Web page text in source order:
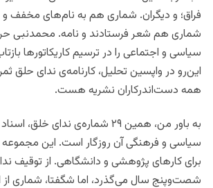
فراق؛ و دیگران. شماری هم به نام‌های مخفف و
شماری هم شعر فرستادند و نامه. محمد‌نبی
سیاسی و اجتماعی را در ترسیم کاریکاتورها
این‌رو در واپسین تحلیل، کارنامه‌ی ندای حلق
همه دست‌اندرکاران نشریه هست.
به باور من، همین ٢٩ شماره‌ی ندای
سیاسی و فرهنگی آن روزگار است. این
برای کارهای پژوهشی و دانشگاهی. از توقیف
شصت‌و‌پنج سال می‌گذرد، اما شگفتا، شماری از